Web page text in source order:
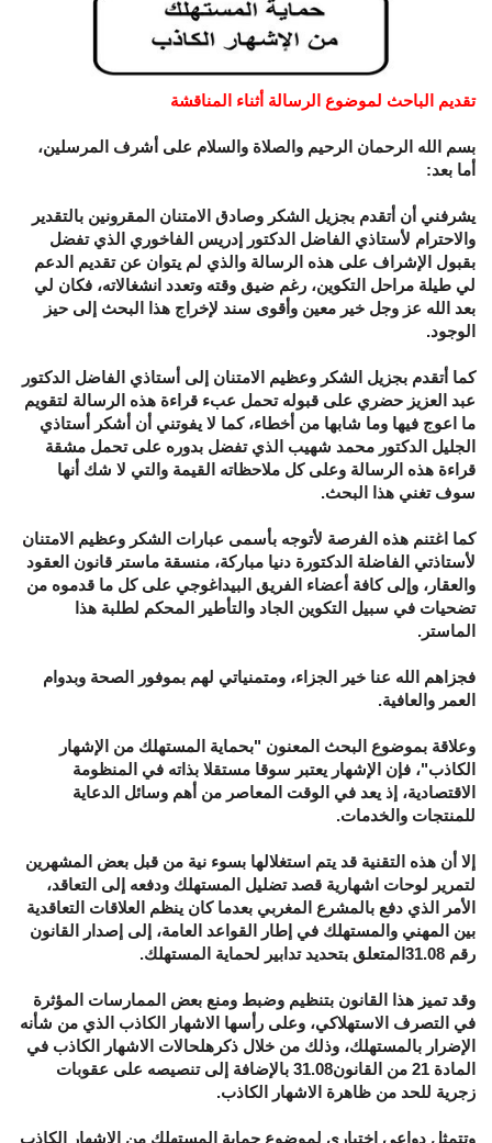
تقديم الباحث لموضوع الرسالة أثناء المناقشة
بسم الله الرحمان الرحيم والصلاة والسلام على أشرف المرسلين،
أما بعد:
يشرفني أن أتقدم بجزيل الشكر وصادق الامتنان المقرونين بالتقدير
والاحترام لأستاذي الفاضل الدكتور إدريس الفاخوري الذي تفضل
بقبول الإشراف على هذه الرسالة والذي لم يتوان عن تقديم الدعم
لي طيلة مراحل التكوين، رغم ضيق وقته وتعدد انشغالاته، فكان لي
بعد الله عز وجل خير معين وأقوى سند لإخراج هذا البحث إلى حيز
الوجود.
كما أتقدم بجزيل الشكر وعظيم الامتنان إلى أستاذي الفاضل الدكتور
عبد العزيز حضري على قبوله تحمل عبء قراءة هذه الرسالة لتقويم
ما اعوج فيها وما شابها من أخطاء، كما لا يفوتني أن أشكر أستاذي
الجليل الدكتور محمد شهيب الذي تفضل بدوره على تحمل مشقة
قراءة هذه الرسالة وعلى كل ملاحظاته القيمة والتي لا شك أنها
سوف تغني هذا البحث.
كما اغتنم هذه الفرصة لأتوجه بأسمى عبارات الشكر وعظيم الامتنان
لأستاذتي الفاضلة الدكتورة دنيا مباركة، منسقة ماستر قانون العقود
والعقار، وإلى كافة أعضاء الفريق البيداغوجي على كل ما قدموه من
تضحيات في سبيل التكوين الجاد والتأطير المحكم لطلبة هذا
الماستر.
فجزاهم الله عنا خير الجزاء، ومتمنياتي لهم بموفور الصحة وبدوام
العمر والعافية.
وعلاقة بموضوع البحث المعنون "بحماية المستهلك من الإشهار
الكاذب"، فإن الإشهار يعتبر سوقا مستقلا بذاته في المنظومة
الاقتصادية، إذ يعد في الوقت المعاصر من أهم وسائل الدعاية
للمنتجات والخدمات.
إلا أن هذه التقنية قد يتم استغلالها بسوء نية من قبل بعض المشهرين
لتمرير لوحات اشهارية قصد تضليل المستهلك ودفعه إلى التعاقد،
الأمر الذي دفع بالمشرع المغربي بعدما كان ينظم العلاقات التعاقدية
بين المهني والمستهلك في إطار القواعد العامة، إلى إصدار القانون
رقم 31.08المتعلق بتحديد تدابير لحماية المستهلك.
وقد تميز هذا القانون بتنظيم وضبط ومنع بعض الممارسات المؤثرة
في التصرف الاستهلاكي، وعلى رأسها الاشهار الكاذب الذي من شأنه
الإضرار بالمستهلك، وذلك من خلال ذكرهلحالات الاشهار الكاذب في
المادة 21 من القانون31.08 بالإضافة إلى تنصيصه على عقوبات
زجرية للحد من ظاهرة الاشهار الكاذب.
وتتمثل دواعي اختياري لموضوع حماية المستهلك من الاشهار الكاذب